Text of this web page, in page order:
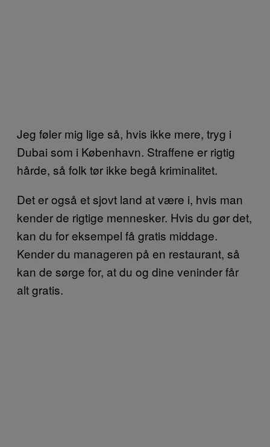
Jeg føler mig lige så, hvis ikke mere, tryg i
Dubai som i København. Straffene er rigtig
hårde, så folk tør ikke begå kriminalitet.
Det er også et sjovt land at være i, hvis man
kender de rigtige mennesker. Hvis du gør det,
kan du for eksempel få gratis middage.
Kender du manageren på en restaurant, så
kan de sørge for, at du og dine veninder får
alt gratis.